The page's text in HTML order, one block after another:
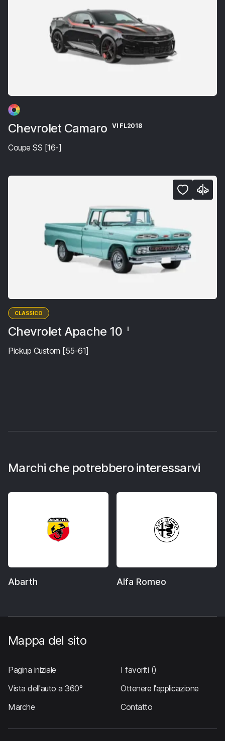
Chevrolet Camaro VI FL2018
Coupe SS [16-]
CLASSICO
Chevrolet Apache 10 I
Pickup Custom [55-61]
Marchi che potrebbero interessarvi
Abarth Alfa Romeo
Mappa del sito
Pagina iniziale I favoriti ()
Vista dell'auto a 360°
Ottenere l'applicazione
Marche
Contatto